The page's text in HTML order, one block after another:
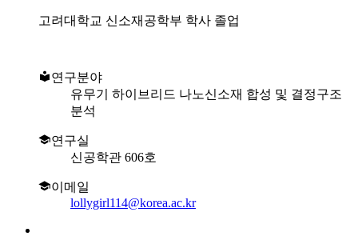
고려대학교 신소재공학부 학사 졸업
연구분야
유무기 하이브리드 나노신소재 합성 및 결정구조
분석
연구실
신공학관 606호
이메일
lollygirl114@korea.ac.kr